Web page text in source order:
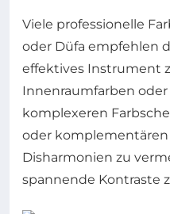
Viele professionelle
oder Düfa empfehlen
effektives Instrument
Innenraumfarben
komplexeren
oder
Disharmonien zu
spannende Kontraste